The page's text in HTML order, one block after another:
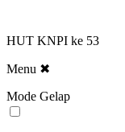
HUT KNPI ke 53
Menu ✖
Mode Gelap